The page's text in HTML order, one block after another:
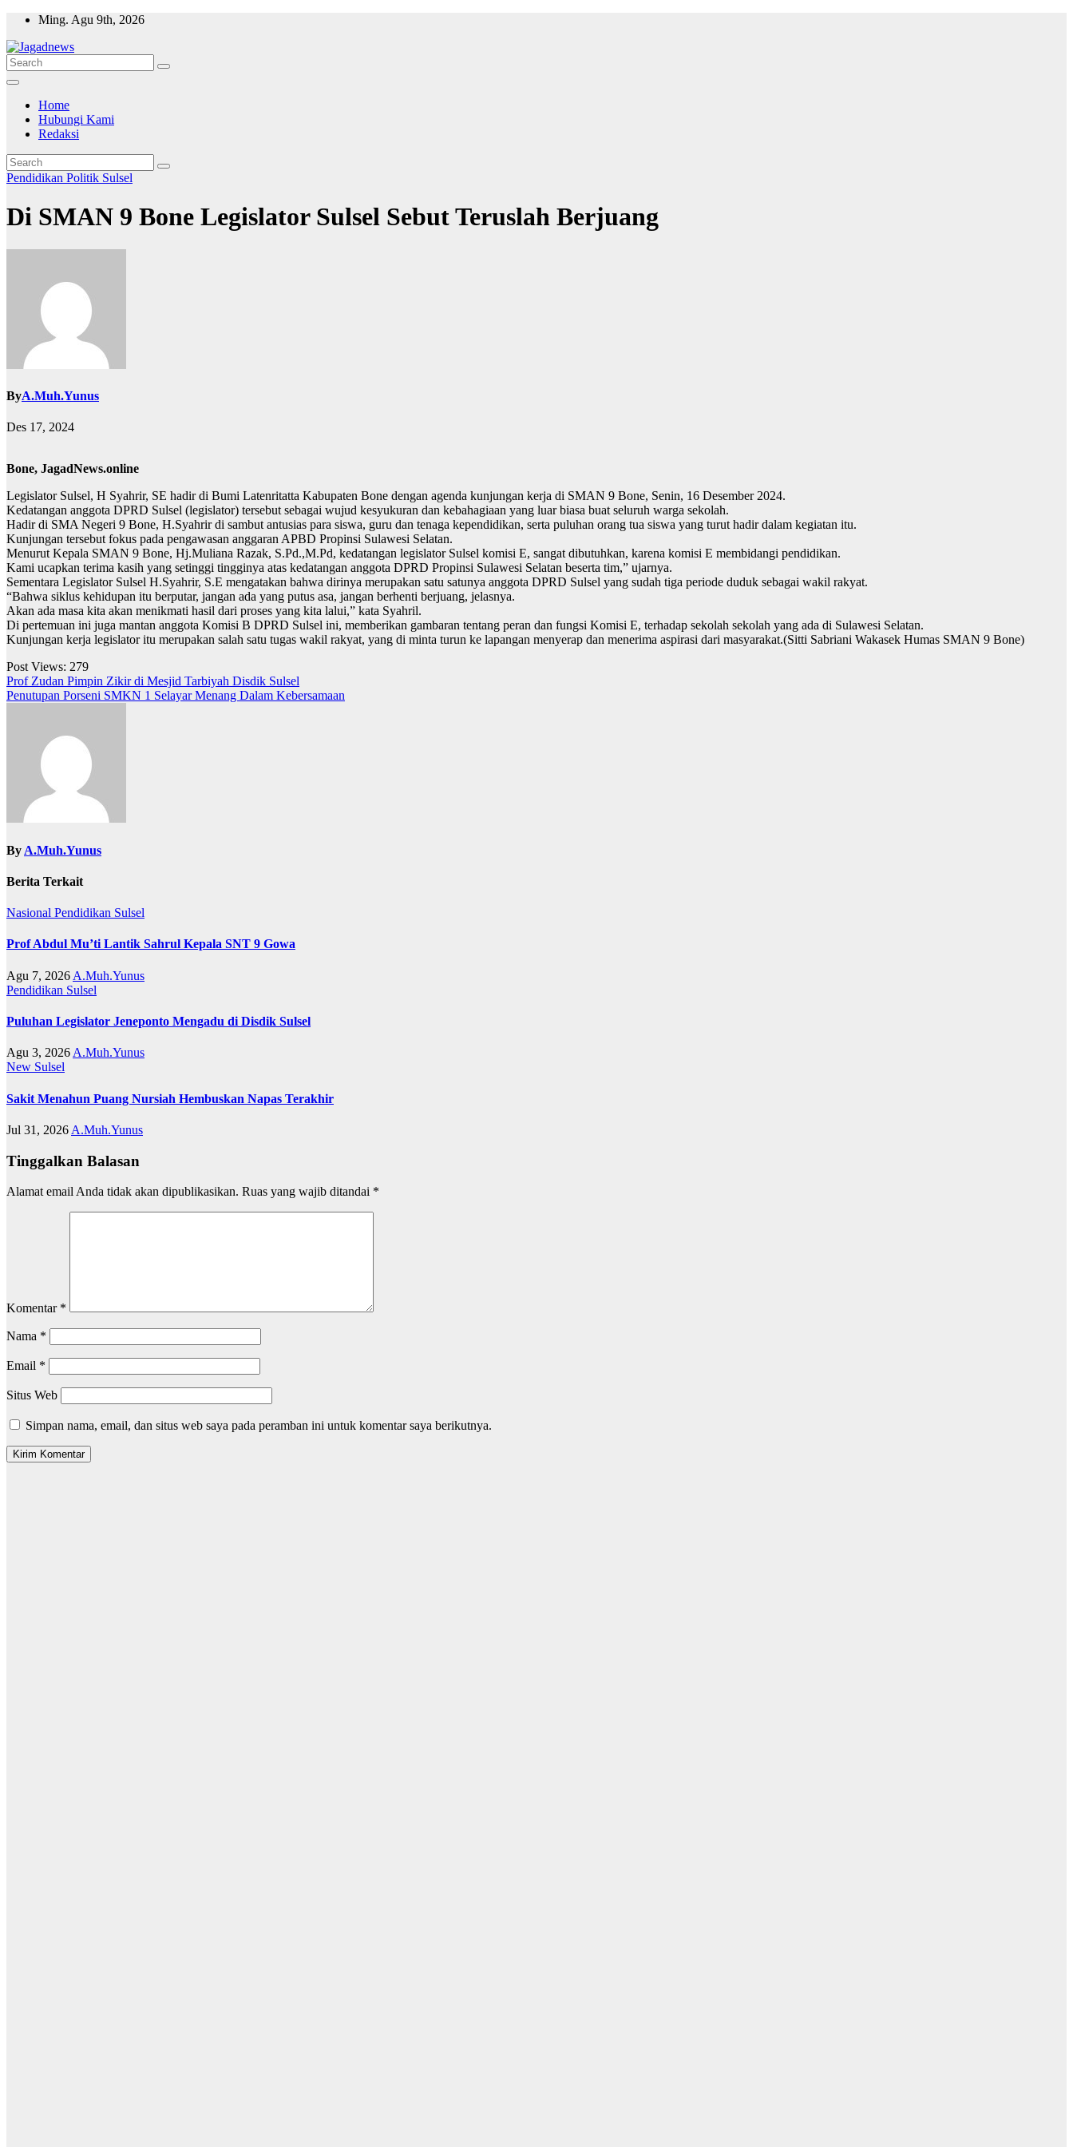
Skip
content
Ming. Agu 9th, 2026
Home
Hubungi Kami
Redaksi
Pendidikan Politik Sulsel
Di SMAN 9 Bone Legislator Sulsel Sebut Teruslah Berjuang
ByA.Muh.Yunus
Des 17, 2024
Bone, JagadNews.online
Legislator Sulsel, H Syahrir, SE hadir di Bumi Latenritatta Kabupaten Bone dengan agenda kunjungan kerja di SMAN 9 Bone, Senin, 16 Desember 2024.
Kedatangan anggota DPRD Sulsel (legislator) tersebut sebagai wujud kesyukuran dan kebahagiaan yang luar biasa buat seluruh warga sekolah.
Hadir di SMA Negeri 9 Bone, H.Syahrir di sambut antusias para siswa, guru dan tenaga kependidikan, serta puluhan orang tua siswa yang turut hadir dalam kegiatan itu.
Kunjungan tersebut fokus pada pengawasan anggaran APBD Propinsi Sulawesi Selatan.
Menurut Kepala SMAN 9 Bone, Hj.Muliana Razak, S.Pd.,M.Pd, kedatangan legislator Sulsel komisi E, sangat dibutuhkan, karena komisi E membidangi pendidikan.
Kami ucapkan terima kasih yang setinggi tingginya atas kedatangan anggota DPRD Propinsi Sulawesi Selatan beserta tim,” ujarnya.
Sementara Legislator Sulsel H.Syahrir, S.E mengatakan bahwa dirinya merupakan satu satunya anggota DPRD Sulsel yang sudah tiga periode duduk sebagai wakil rakyat.
“Bahwa siklus kehidupan itu berputar, jangan ada yang putus asa, jangan berhenti berjuang, jelasnya.
Akan ada masa kita akan menikmati hasil dari proses yang kita lalui,” kata Syahril.
Di pertemuan ini juga mantan anggota Komisi B DPRD Sulsel ini, memberikan gambaran tentang peran dan fungsi Komisi E, terhadap sekolah sekolah yang ada di Sulawesi Selatan.
Kunjungan kerja legislator itu merupakan salah satu tugas wakil rakyat, yang di minta turun ke lapangan menyerap dan menerima aspirasi dari masyarakat.(Sitti Sabriani Wakasek Humas SMAN 9 Bone)
Post Views: 279
Navigasi
pos
Prof Zudan Pimpin Zikir di Mesjid Tarbiyah Disdik Sulsel
Penutupan Porseni SMKN 1 Selayar Menang Dalam Kebersamaan
By A.Muh.Yunus
Berita Terkait
Nasional Pendidikan Sulsel
Prof Abdul Mu’ti Lantik Sahrul Kepala SNT 9 Gowa
Agu 7, 2026 A.Muh.Yunus
Pendidikan Sulsel
Puluhan Legislator Jeneponto Mengadu di Disdik Sulsel
Agu 3, 2026 A.Muh.Yunus
New Sulsel
Sakit Menahun Puang Nursiah Hembuskan Napas Terakhir
Jul 31, 2026 A.Muh.Yunus
Tinggalkan Balasan
Alamat email Anda tidak akan dipublikasikan. Ruas yang wajib ditandai *
Komentar *
Nama *
Email *
Situs Web
Simpan nama, email, dan situs web saya pada peramban ini untuk komentar saya berikutnya.